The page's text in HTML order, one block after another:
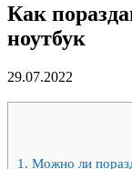
Как
ноутбук
29.07.2022
1. Можно ли